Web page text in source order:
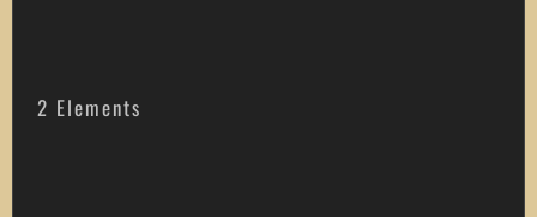
2 Elements